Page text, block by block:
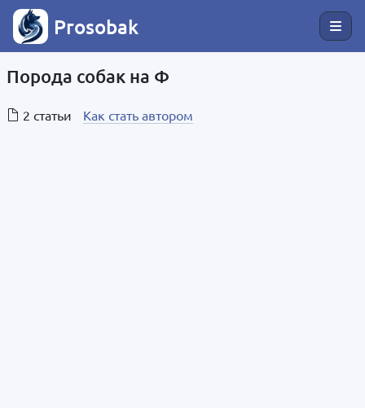
Prosobak
Порода собак на Ф
2 статьи Как стать автором